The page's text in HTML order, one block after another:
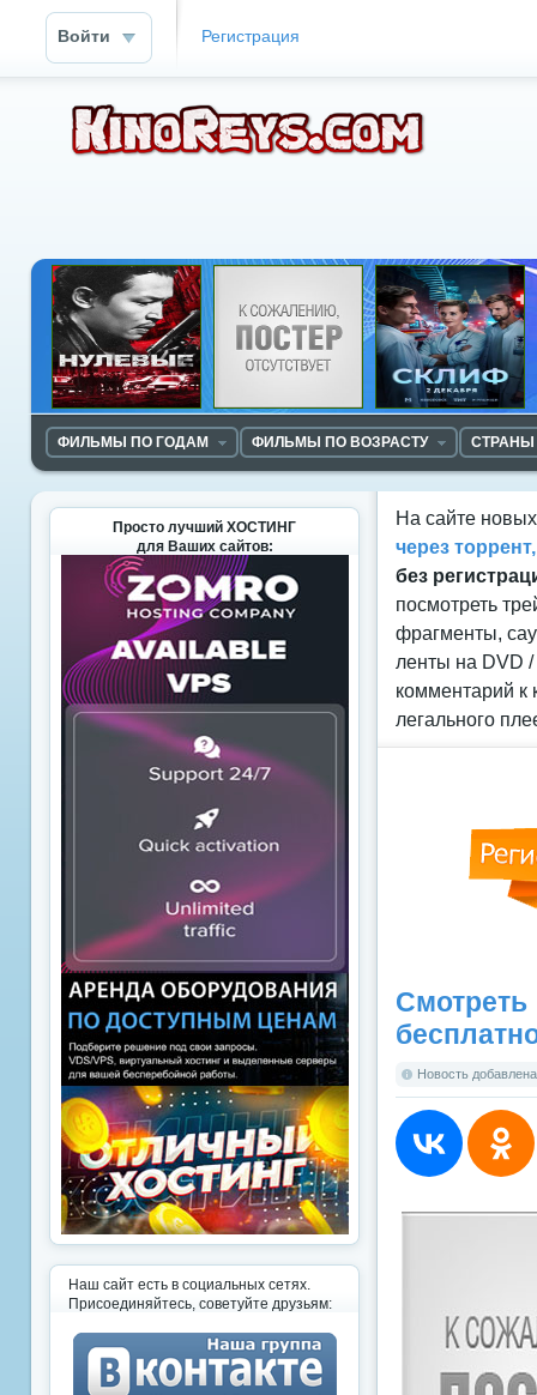
Войти Регистрация
ФИЛЬМЫ ПО ГОДАМ ФИЛЬМЫ ПО ВОЗРАСТУ
На сайте
через
без
посмотреть
фрагменты,
ленты на DVD
комментарий к
легального
Новость
Просто лучший ХОСТИНГ
для Ваших сайтов:
Наш сайт есть в социальных сетях.
Присоединяйтесь, советуйте друзьям: